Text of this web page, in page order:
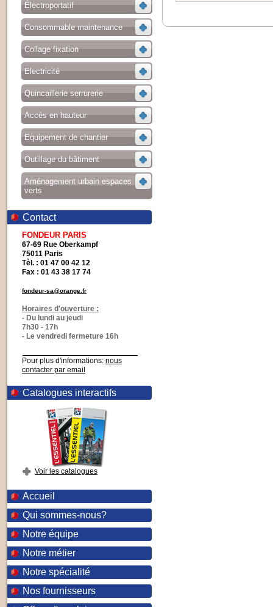
Électroportatif
Consommable maintenance
Collage fixation
Electricité
Quincaillerie serrurerie
Accès en hauteur
Equipement de chantier
Outillage du bâtiment
Aménagement urbain espaces
verts
Contact
FONDEUR PARIS
67-69 Rue Oberkampf
75011 Paris
Tèl. : 01 47 00 42 12
Fax : 01 43 38 17 74
fondeur-sa@orange.fr
Horaires d'ouverture :
- Du lundi au jeudi
7h30 - 17h
- Le vendredi fermeture 16h
Pour plus d'informations: nous
contacter par email
Catalogues interactifs
Voir les catalogues
Accueil
Qui sommes-nous?
Notre équipe
Notre métier
Notre spécialité
Nos fournisseurs